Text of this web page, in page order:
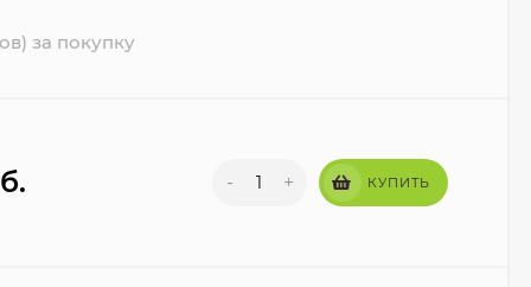
за покупку
- + КУПИТЬ